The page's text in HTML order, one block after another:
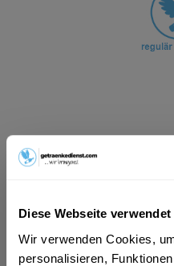
Diese Webseite
Wir verwenden Cookies,
personalisieren,
ab 51,39 € *
Vorrätig
MEHRWEG
+3,30 € Pfand